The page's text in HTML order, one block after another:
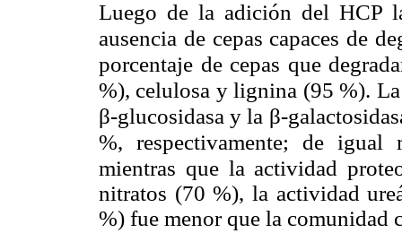
Luego de la adición del HCP
ausencia de cepas capaces de
porcentaje de cepas que
%), celulosa y lignina (95 %).
β-glucosidasa y la β-
%, respectivamente; de
mientras que la actividad
nitratos (70 %), la actividad
%) fue menor que la comunidad